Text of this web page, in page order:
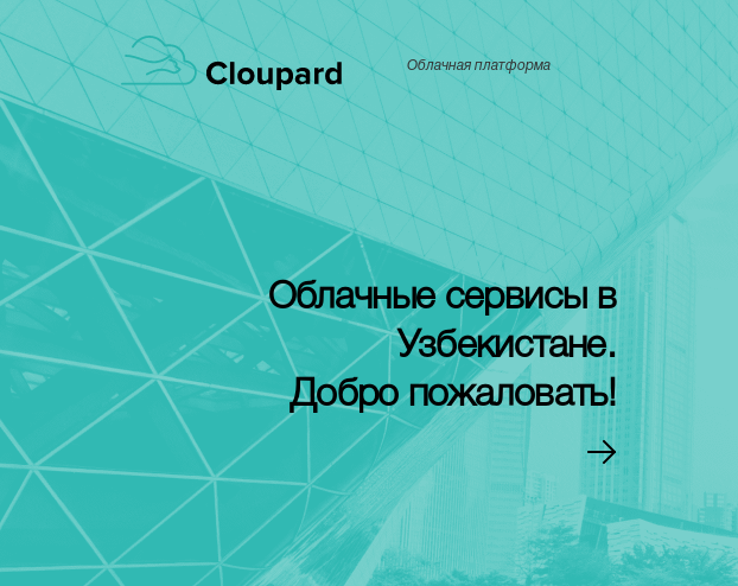
Облачная платформа
Облачные сервисы в
Узбекистане.
Добро пожаловать!